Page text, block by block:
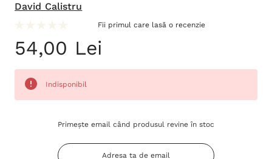
David Calistru
Fii primul care lasă o recenzie
54,00 Lei
Indisponibil
Primește email când produsul revine în stoc